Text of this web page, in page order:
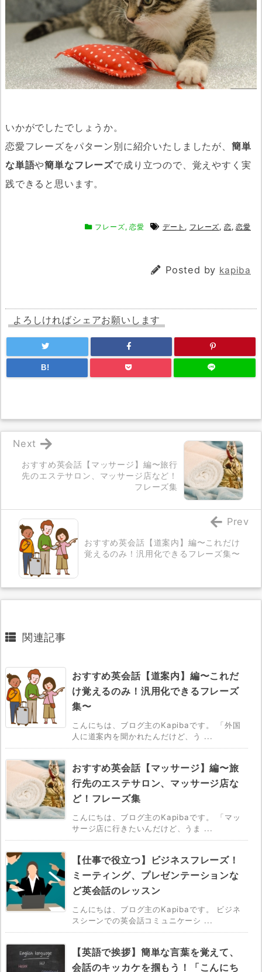
いかがでしたでしょうか。
恋愛フレーズをパターン別に紹介いたしましたが、 簡単
な単語や簡単なフレーズで成り立つので、覚えやすく実
践できると思います。
フレーズ,恋愛 デート , フレーズ, 恋,恋愛
Posted by kapiba
よろしければシェアお願いします
B!
おすすめ英会話【マッサージ】編〜旅行
先のエステサロン、マッサージ店など！
フレーズ集
Next
おすすめ英会話【道案内】編〜これだけ
覚えるのみ！汎用化できるフレーズ集〜
Prev
関連記事
おすすめ英会話【道案内】編〜これだ
け覚えるのみ！汎用化できるフレーズ
集〜
こんにちは、ブログ主のKapibaです。 「外国
人に道案内を聞かれたんだけど、う ...
おすすめ英会話【マッサージ】編〜旅
行先のエステサロン、マッサージ店な
ど！フレーズ集
こんにちは、ブログ主のKapibaです。 「マッ
サージ店に行きたいんだけど、うま ...
【仕事で役立つ】ビジネスフレーズ！
ミーティング、プレゼンテーションな
ど英会話のレッスン
こんにちは、ブログ主のKapibaです。 ビジネ
スシーンでの英会話コミュニケーシ ...
【英語で挨拶】簡単な言葉を覚えて、
会話のキッカケを掴もう！「こんにち